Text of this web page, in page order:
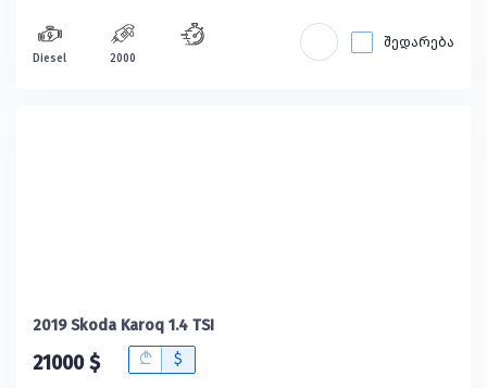
Diesel 2000
შედარება
2019 Skoda Karoq 1.4 TSI
21000 $ B $